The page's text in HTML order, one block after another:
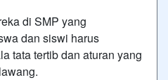
di SMP yang
dan siswi harus
tata tertib dan aturan yang